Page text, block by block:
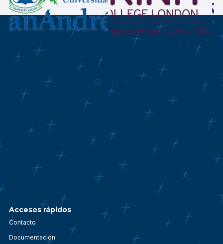
Accesos rápidos
Contacto
Documentación